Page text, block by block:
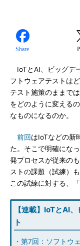
Share
IoTとAI、ビッグデ
フトウェアテストは
テスト施策のままで
をどのように変える
なものになるのか。
前回はIoTなどの新
た。そこで明確にな
発プロセスが従来の
ストの課題（試練）
この試練に対する、
【連載】IoTとAI
ト
・第7回：ソフトウ